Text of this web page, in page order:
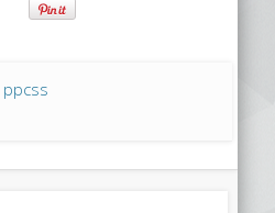
ppcss